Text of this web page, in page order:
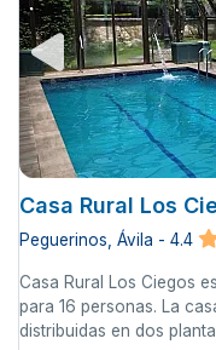
Casa Rural Los
Peguerinos, Ávila - 4.4
Casa Rural Los Ciegos
para 16 personas. La
distribuidas en dos